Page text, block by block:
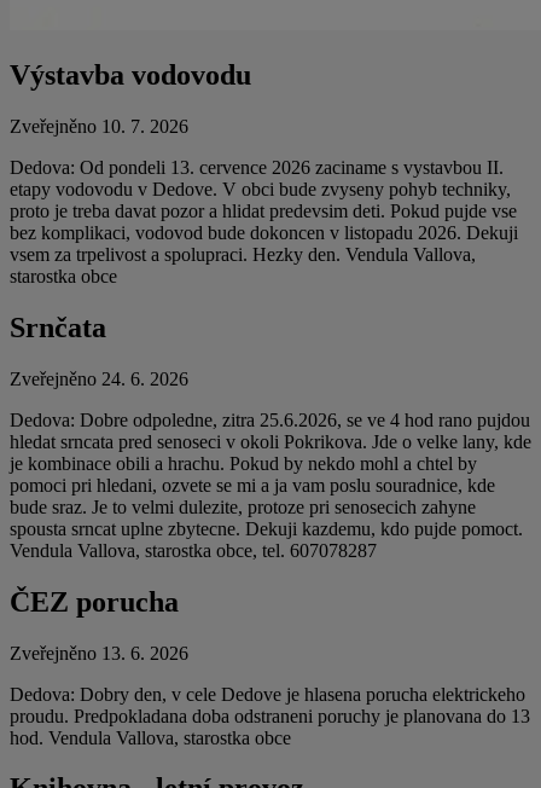
Výstavba vodovodu
Zveřejněno 10. 7. 2026
Dedova: Od pondeli 13. cervence 2026 zaciname s vystavbou II.
etapy vodovodu v Dedove. V obci bude zvyseny pohyb techniky,
proto je treba davat pozor a hlidat predevsim deti. Pokud pujde vse
bez komplikaci, vodovod bude dokoncen v listopadu 2026. Dekuji
vsem za trpelivost a spolupraci. Hezky den. Vendula Vallova,
starostka obce
Srnčata
Zveřejněno 24. 6. 2026
Dedova: Dobre odpoledne, zitra 25.6.2026, se ve 4 hod rano pujdou
hledat srncata pred senoseci v okoli Pokrikova. Jde o velke lany, kde
je kombinace obili a hrachu. Pokud by nekdo mohl a chtel by
pomoci pri hledani, ozvete se mi a ja vam poslu souradnice, kde
bude sraz. Je to velmi dulezite, protoze pri senosecich zahyne
spousta srncat uplne zbytecne. Dekuji kazdemu, kdo pujde pomoct.
Vendula Vallova, starostka obce, tel. 607078287
ČEZ porucha
Zveřejněno 13. 6. 2026
Dedova: Dobry den, v cele Dedove je hlasena porucha elektrickeho
proudu. Predpokladana doba odstraneni poruchy je planovana do 13
hod. Vendula Vallova, starostka obce